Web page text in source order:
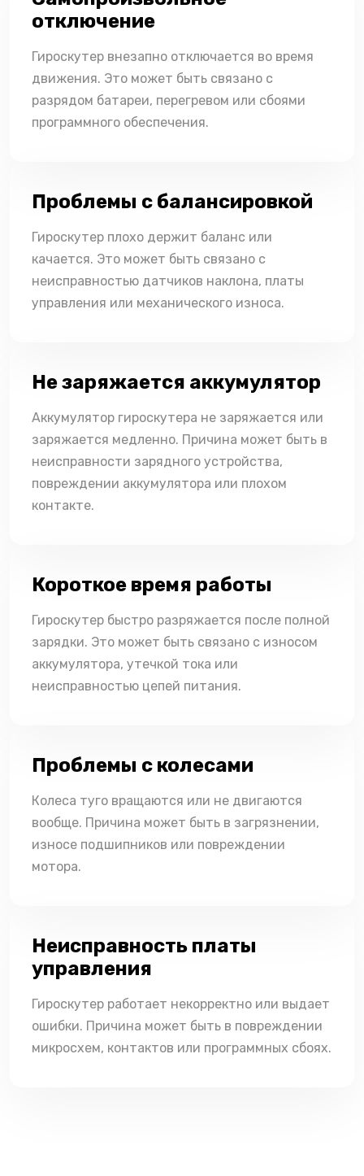
отключение
Гироскутер внезапно отключается во время
движения. Это может быть связано с
разрядом батареи, перегревом или сбоями
программного обеспечения.
Проблемы с балансировкой
Гироскутер плохо держит баланс или
качается. Это может быть связано с
неисправностью датчиков наклона, платы
управления или механического износа.
Не заряжается аккумулятор
Аккумулятор гироскутера не заряжается или
заряжается медленно. Причина может быть в
неисправности зарядного устройства,
повреждении аккумулятора или плохом
контакте.
Короткое время работы
Гироскутер быстро разряжается после полной
зарядки. Это может быть связано с износом
аккумулятора, утечкой тока или
неисправностью цепей питания.
Проблемы с колесами
Колеса туго вращаются или не двигаются
вообще. Причина может быть в загрязнении,
износе подшипников или повреждении
мотора.
Неисправность платы
управления
Гироскутер работает некорректно или выдает
ошибки. Причина может быть в повреждении
микросхем, контактов или программных сбоях.